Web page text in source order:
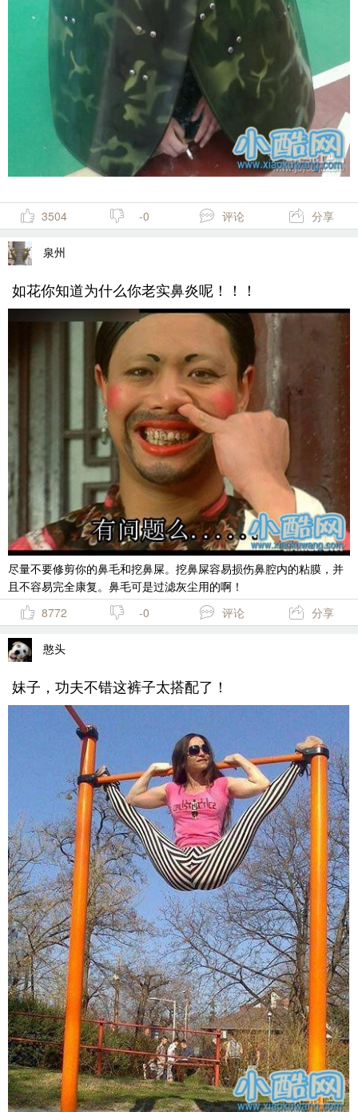
3504 -0 评论 分享
泉州
如花你知道为什么你老实鼻炎呢！！！
尽量不要修剪你的鼻毛和挖鼻屎。挖鼻屎容易损伤鼻腔内的粘膜，并
且不容易完全康复。鼻毛可是过滤灰尘用的啊！
8772
-0 评论 分享
憨头
妹子，功夫不错这裤子太搭配了！